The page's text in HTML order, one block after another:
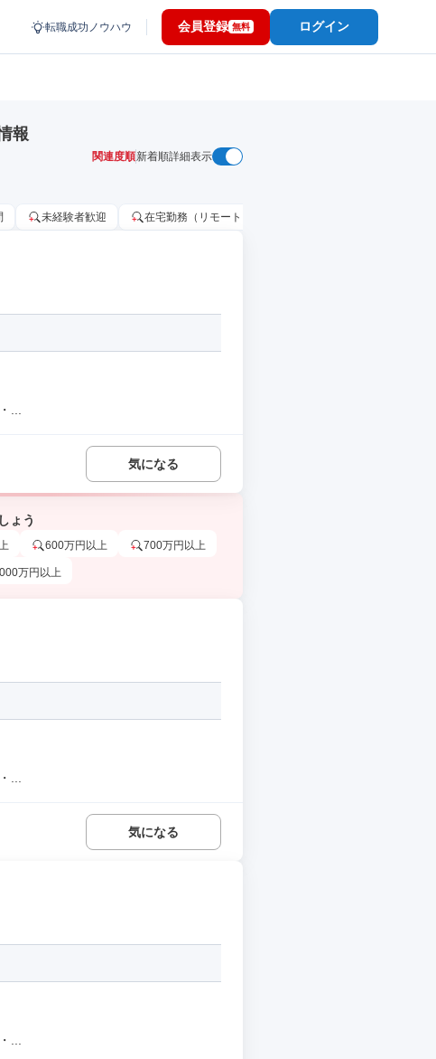
転職成功ノウハウ 会員登録 無料 ログイン
報
関連度順新着順詳細表示
未経験者歓迎 在宅勤務（リモートワーク）OK
...
気になる
ょう
600万円以上 700万円以上
万円以上
...
気になる
...